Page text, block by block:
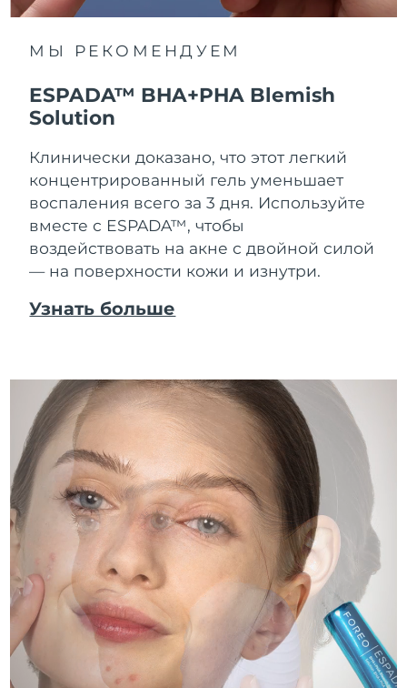
МЫ РЕКОМЕНДУЕМ
ESPADA™ BHA+PHA Blemish
Solution
Клинически доказано, что этот легкий
концентрированный гель уменьшает
воспаления всего за 3 дня. Используйте
вместе с ESPADA™, чтобы
воздействовать на акне с двойной силой
— на поверхности кожи и изнутри.
Узнать больше